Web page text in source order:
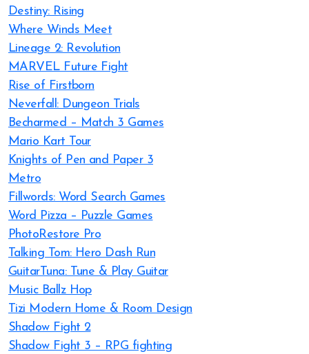
Destiny: Rising
Where Winds Meet
Lineage 2: Revolution
MARVEL Future Fight
Rise of Firstborn
Neverfall: Dungeon Trials
Becharmed – Match 3 Games
Mario Kart Tour
Knights of Pen and Paper 3
Metro
Fillwords: Word Search Games
Word Pizza – Puzzle Games
PhotoRestore Pro
Talking Tom: Hero Dash Run
GuitarTuna: Tune & Play Guitar
Music Ballz Hop
Tizi Modern Home & Room Design
Shadow Fight 2
Shadow Fight 3 – RPG fighting